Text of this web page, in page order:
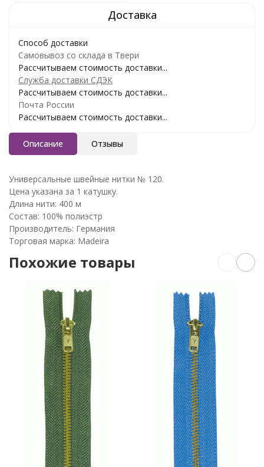
Способ доставки
Самовывоз со склада в Твери
Рассчитываем стоимость доставки...
Служба доставки СДЭК
Рассчитываем стоимость доставки...
Почта России
Рассчитываем стоимость доставки...
Описание Отзывы
Универсальные швейные нитки № 120.
Цена указана за 1 катушку.
Длина нити: 400 м
Состав: 100% полиэстр
Производитель: Германия
Торговая марка: Madeira
Похожие товары